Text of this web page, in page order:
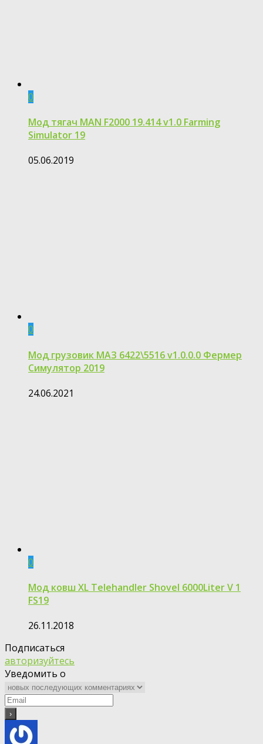
0
Мод тягач MAN F2000 19.414 v1.0 Farming
Simulator 19
05.06.2019
0
Мод грузовик МАЗ 6422\5516 v1.0.0.0 Фермер
Симулятор 2019
24.06.2021
0
Мод ковш XL Telehandler Shovel 6000Liter V 1
FS19
26.11.2018
Подписаться
авторизуйтесь
Уведомить о